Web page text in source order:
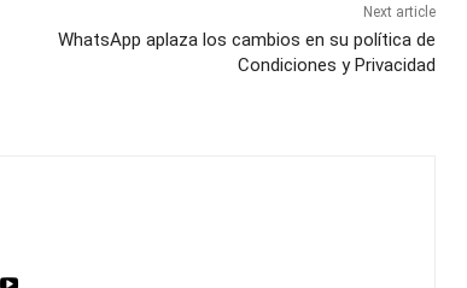
Next article
WhatsApp aplaza los cambios en su política de
Condiciones y Privacidad